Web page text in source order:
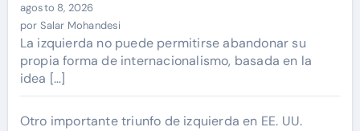
agosto 8, 2026
por Salar Mohandesi
La izquierda no puede permitirse abandonar su
propia forma de internacionalismo, basada en la
idea […]
Otro importante triunfo de izquierda en EE. UU.